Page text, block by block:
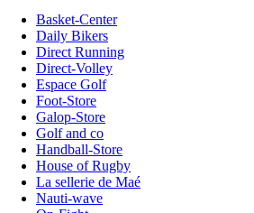
Basket-Center
Daily Bikers
Direct Running
Direct-Volley
Espace Golf
Foot-Store
Galop-Store
Golf and co
Handball-Store
House of Rugby
La sellerie de Maé
Nauti-wave